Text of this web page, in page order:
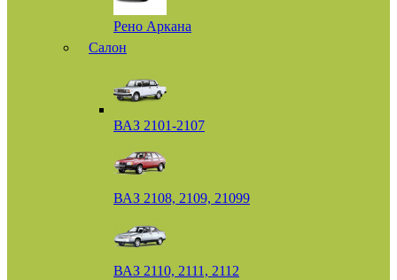
Рено Аркана
Салон
ВАЗ 2101-2107
ВАЗ 2108, 2109, 21099
ВАЗ 2110, 2111, 2112